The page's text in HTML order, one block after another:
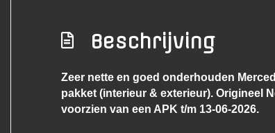
Beschrijving
Zeer nette en goed onderhouden
pakket (interieur & exterieur). Origineel
voorzien van een APK t/m 13-06-2026.